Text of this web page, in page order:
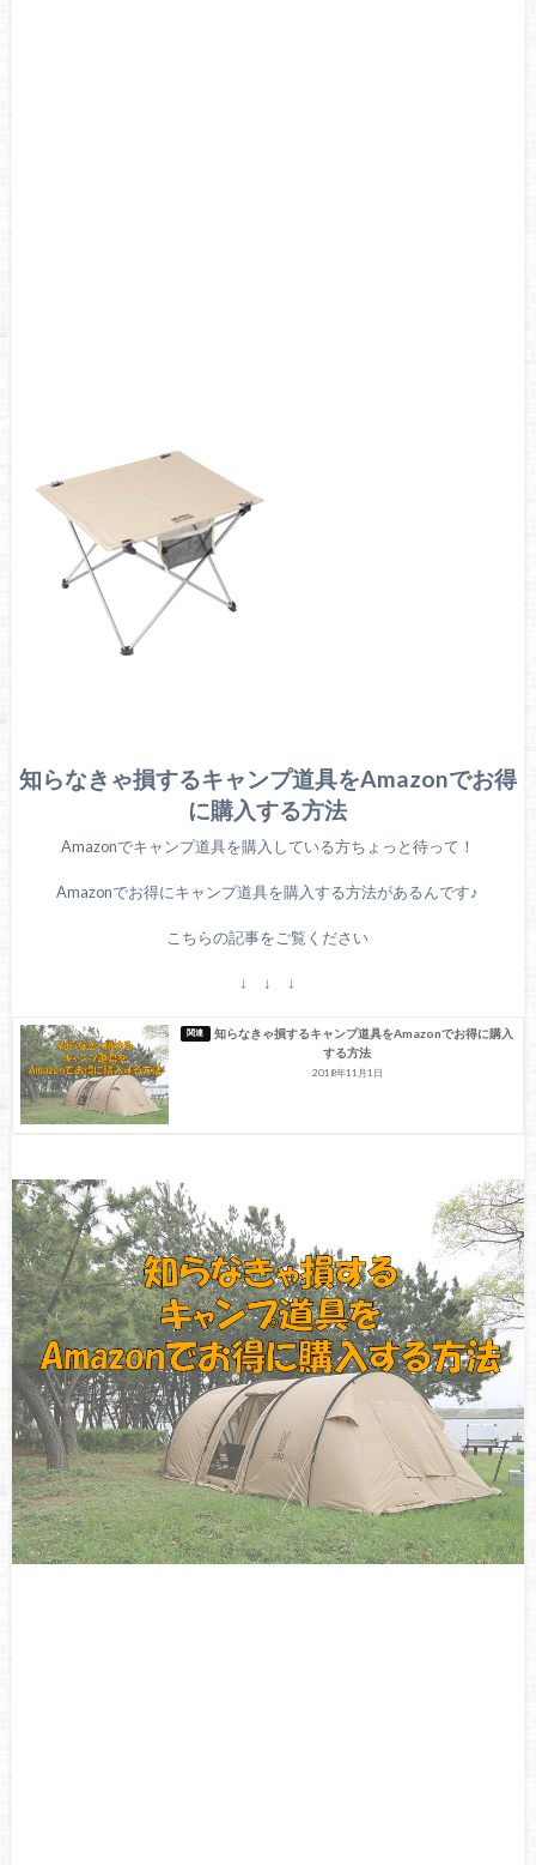
知らなきゃ損するキャンプ道具をAmazonでお得
に購入する方法
Amazonでキャンプ道具を購入している方ちょっと待って！
Amazonでお得にキャンプ道具を購入する方法があるんです♪
こちらの記事をご覧ください
↓ ↓ ↓
知らなきゃ損するキャンプ道具をAmazonでお得に購入
する方法
2018年11月1日